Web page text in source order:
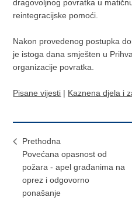
dragovoljnog povratka u
reintegracijske pomoći.
Nakon provedenog postupka
je istoga dana smješten u
organizacije povratka.
Pisane vijesti | Kaznena djela i
Prethodna
Povećana opasnost od
požara - apel građanima na
oprez i odgovorno
ponašanje